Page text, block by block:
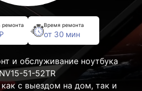
ремонта Время ремонта
от 30 мин
и обслуживание ноутбука
51-52TR
с выездом на дом, так и